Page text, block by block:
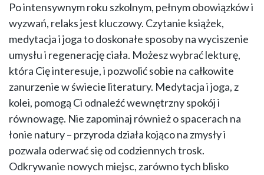
Po intensywnym roku szkolnym, pełnym obowiązków i
wyzwań, relaks jest kluczowy. Czytanie książek,
medytacja i joga to doskonałe sposoby na wyciszenie
umysłu i regenerację ciała. Możesz wybrać lekturę,
która Cię interesuje, i pozwolić sobie na całkowite
zanurzenie w świecie literatury. Medytacja i joga, z
kolei, pomogą Ci odnaleźć wewnętrzny spokój i
równowagę. Nie zapominaj również o spacerach na
łonie natury – przyroda działa kojąco na zmysły i
pozwala oderwać się od codziennych trosk.
Odkrywanie nowych miejsc, zarówno tych blisko